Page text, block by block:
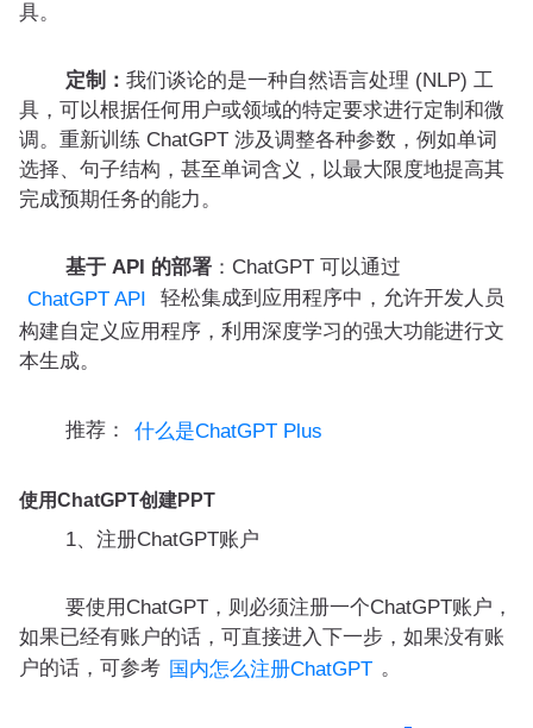
具。
定制： 我们谈论的是一种自然语言处理 (NLP) 工
具，可以根据任何用户或领域的特定要求进行定制和微
调。重新训练 ChatGPT 涉及调整各种参数，例如单词
选择、句子结构，甚至单词含义，以最大限度地提高其
完成预期任务的能力。
基于 API 的部署 ：ChatGPT 可以通过
ChatGPT API
轻松集成到应用程序中，允许开发人员
构建自定义应用程序，利用深度学习的强大功能进行文
本生成。
推荐： 什么是ChatGPT Plus
使用ChatGPT创建PPT
1、注册ChatGPT账户
要使用ChatGPT，则必须注册一个ChatGPT账户，
如果已经有账户的话，可直接进入下一步，如果没有账
户的话，可参考 国内怎么注册ChatGPT 。